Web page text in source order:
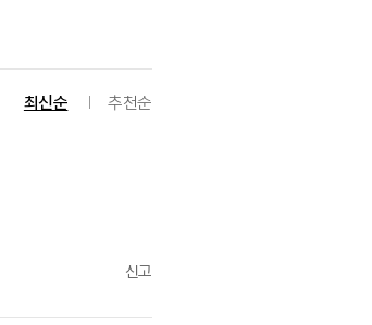
최신순 추천순
신고